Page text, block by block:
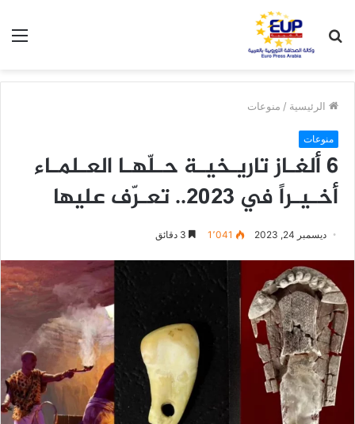
عن
الرئيسية / منوعات
منوعات
6 ألغـاز تاريـخيـة حـلّهـا العـلمـاء
أخـيـراً في 2023.. تعـرّف عليها
ديسمبر 24, 2023 1٬041